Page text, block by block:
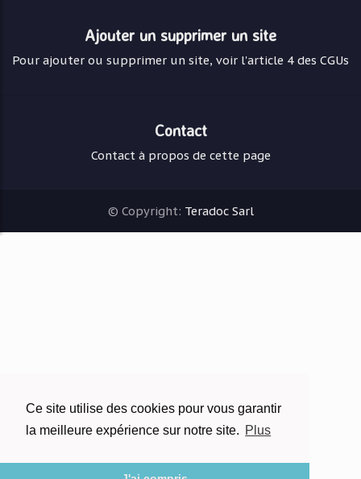
Ce site utilise des cookies pour vous garantir
la meilleure expérience sur notre site. Plus
Ajouter un supprimer un site
Pour ajouter ou supprimer un site, voir l'article 4 des CGUs
Contact
Contact à propos de cette page
© Copyright: Teradoc Sarl